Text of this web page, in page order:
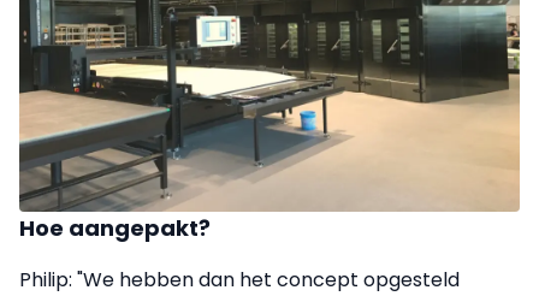
Hoe aangepakt?
Philip: "We hebben dan het concept opgesteld